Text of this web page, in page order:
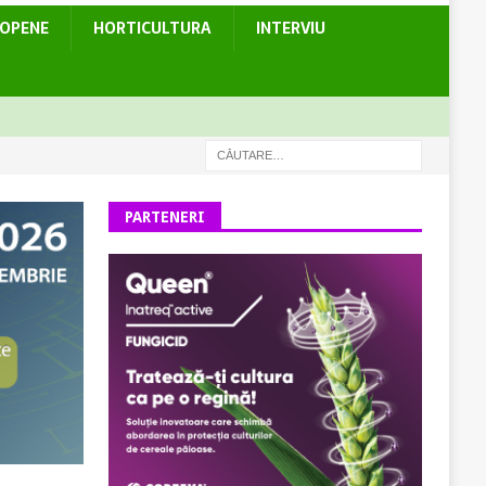
HORTICULTURA
INTERVIU
PARTENERI